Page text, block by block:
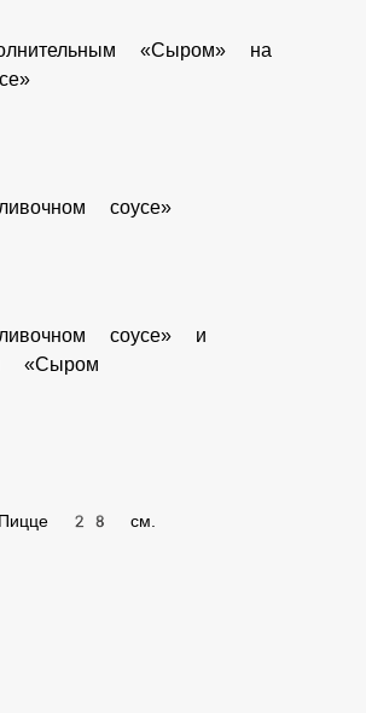
«Сыром» на «Томатном соусе»
соусе»
соусе» и Дополнительным «Сыром
28 см.